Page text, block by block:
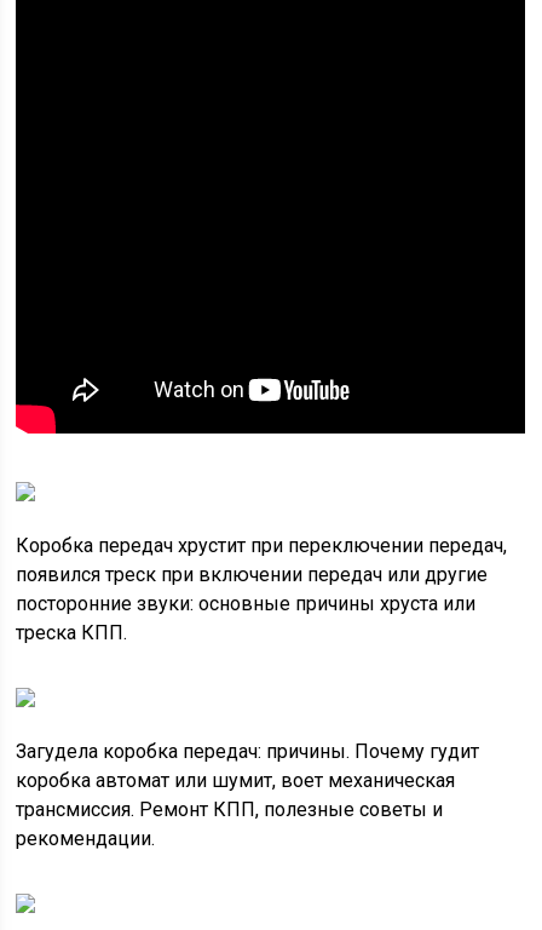
Коробка передач хрустит при переключении передач,
появился треск при включении передач или другие
посторонние звуки: основные причины хруста или
треска КПП.
Загудела коробка передач: причины. Почему гудит
коробка автомат или шумит, воет механическая
трансмиссия. Ремонт КПП, полезные советы и
рекомендации.